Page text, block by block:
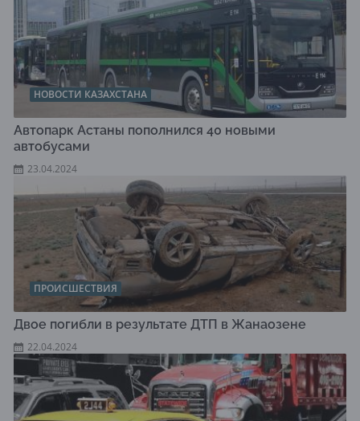
НОВОСТИ КАЗАХСТАНА
Автопарк Астаны пополнился 40 новыми
автобусами
23.04.2024
ПРОИСШЕСТВИЯ
Двое погибли в результате ДТП в Жанаозене
22.04.2024